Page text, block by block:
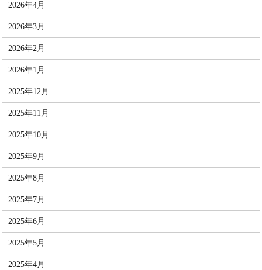
2026年4月
2026年3月
2026年2月
2026年1月
2025年12月
2025年11月
2025年10月
2025年9月
2025年8月
2025年7月
2025年6月
2025年5月
2025年4月